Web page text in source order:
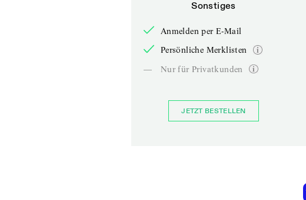
Sonstiges
Anmelden per E-Mail
Persönliche Merklisten
—
Nur für Privatkunden
JETZT BESTELLEN